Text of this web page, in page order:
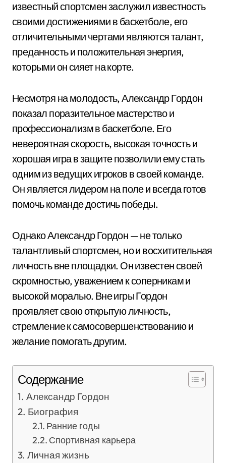
известный спортсмен заслужил известность
своими достижениями в баскетболе, его
отличительными чертами являются талант,
преданность и положительная энергия,
которыми он сияет на корте.
Несмотря на молодость, Александр Гордон
показал поразительное мастерство и
профессионализм в баскетболе. Его
невероятная скорость, высокая точность и
хорошая игра в защите позволили ему стать
одним из ведущих игроков в своей команде.
Он является лидером на поле и всегда готов
помочь команде достичь победы.
Однако Александр Гордон — не только
талантливый спортсмен, но и восхитительная
личность вне площадки. Он известен своей
скромностью, уважением к соперникам и
высокой моралью. Вне игры Гордон
проявляет свою открытую личность,
стремление к самосовершенствованию и
желание помогать другим.
Содержание
Александр Гордон
Биография
Ранние годы
Спортивная карьера
Личная жизнь